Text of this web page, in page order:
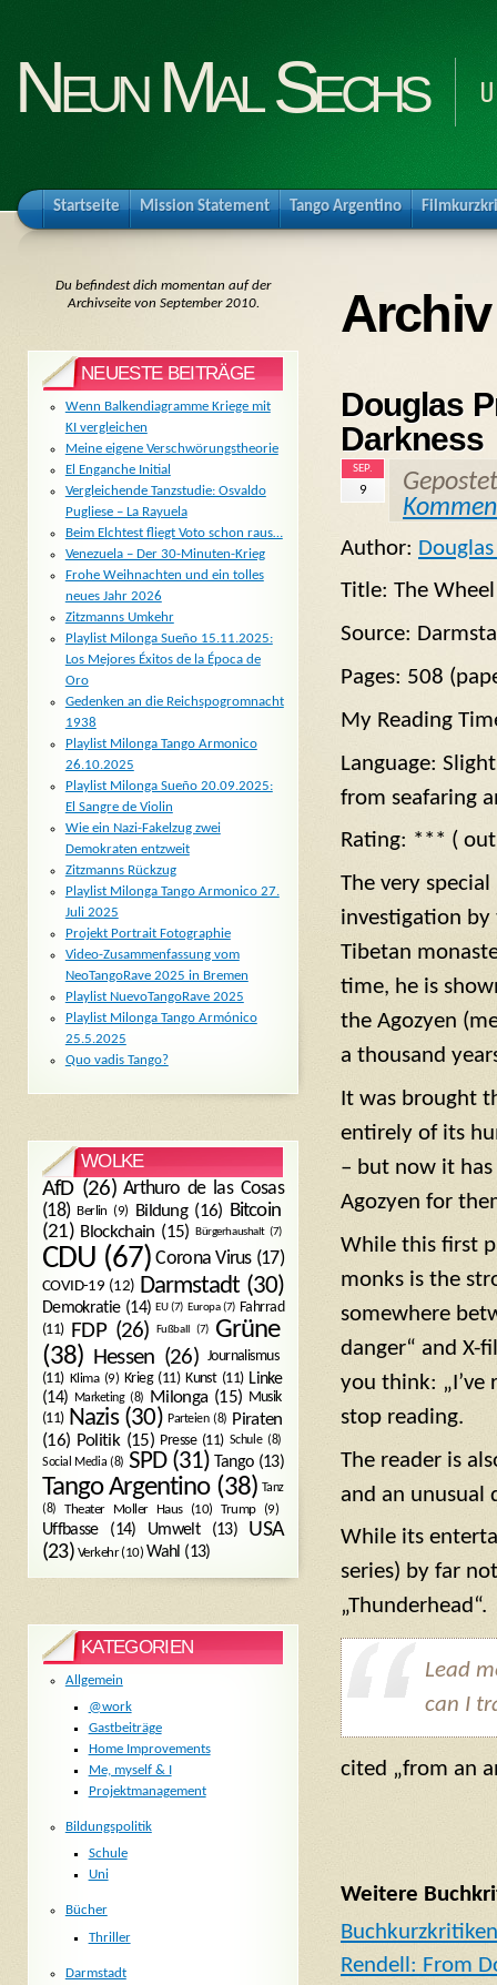
Neun Mal Sechs
Startseite Mission Statement Tango Argentino
Douglas
Darkness
SEP.
9
Author:
Title: The
Source:
Pages: 508
My Reading
Language:
from seafaring
Rating: *** (
The very
investigation
Tibetan
time, he is
the Agozyen
a thousand
It was brought
entirely of its
– but now it
Agozyen for
While this first
monks is the
somewhere
danger“ and X-
you think:
stop reading.
The reader is
and an unusual
While its
series) by far
„Thunderhead“.
Lead
can I
cited „from an
Weitere
Buchkurzkritiken
Rendell: From
Du befindest dich momentan auf der
Archivseite von September 2010.
NEUESTE BEITRÄGE
Wenn Balkendiagramme Kriege mit
KI vergleichen
Meine eigene Verschwörungstheorie
El Enganche Initial
Vergleichende Tanzstudie: Osvaldo
Pugliese – La Rayuela
Beim Elchtest fliegt Voto schon raus…
Venezuela – Der 30-Minuten-Krieg
Frohe Weihnachten und ein tolles
neues Jahr 2026
Zitzmanns Umkehr
Playlist Milonga Sueño 15.11.2025:
Los Mejores Éxitos de la Época de
Oro
Gedenken an die Reichspogromnacht
1938
Playlist Milonga Tango Armonico
26.10.2025
Playlist Milonga Sueño 20.09.2025:
El Sangre de Violin
Wie ein Nazi-Fakelzug zwei
Demokraten entzweit
Zitzmanns Rückzug
Playlist Milonga Tango Armonico 27.
Juli 2025
Projekt Portrait Fotographie
Video-Zusammenfassung vom
NeoTangoRave 2025 in Bremen
Playlist NuevoTangoRave 2025
Playlist Milonga Tango Armónico
25.5.2025
Quo vadis Tango?
WOLKE
AfD(26) Arthuro de las Cosas
(18) Berlin (9) Bildung(16) Bitcoin
(21) Blockchain (15) Bürgerhaushalt (7)
CDU (67) Corona Virus(17)
COVID-19 (12) Darmstadt (30)
Demokratie(14) EU(7) Europa(7) Fahrrad
(11)
FDP(26) Fußball (7)
Grüne
(38) Hessen (26) Journalismus
(11) Klima(9) Krieg(11) Kunst(11) Linke
(14) Marketing(8) Milonga(15) Musik
(11) Nazis(30) Parteien(8) Piraten
(16) Politik(15) Presse(11) Schule(8)
Social Media (8) SPD(31) Tango(13)
Tango Argentino(38) Tanz
(8)
Theater Moller Haus(10) Trump(9)
Uffbasse(14) Umwelt(13)
USA
(23) Verkehr(10) Wahl (13)
KATEGORIEN
Allgemein
@work
Gastbeiträge
Home Improvements
Me, myself & I
Projektmanagement
Bildungspolitik
Schule
Uni
Bücher
Thriller
Darmstadt